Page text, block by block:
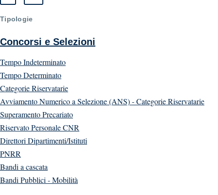
Tipologie
Concorsi e Selezioni
Tempo Indeterminato
Tempo Determinato
Categorie Riservatarie
Avviamento Numerico a Selezione (ANS) - Categorie Riservatarie
Superamento Precariato
Riservato Personale CNR
Direttori Dipartimenti/Istituti
PNRR
Bandi a cascata
Bandi Pubblici - Mobilità